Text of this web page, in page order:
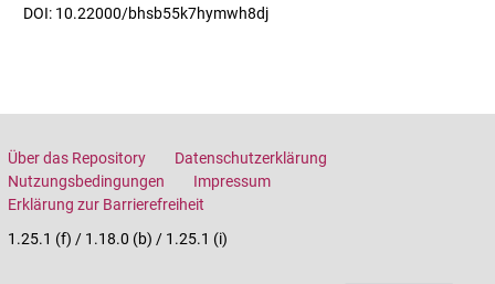
DOI: 10.22000/bhsb55k7hymwh8dj
Über das Repository
Datenschutzerklärung
Nutzungsbedingungen
Impressum
Erklärung zur Barrierefreiheit
1.25.1 (f) / 1.18.0 (b) / 1.25.1 (i)